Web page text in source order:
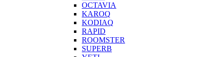
OCTAVIA
KAROQ
KODIAQ
RAPID
ROOMSTER
SUPERB